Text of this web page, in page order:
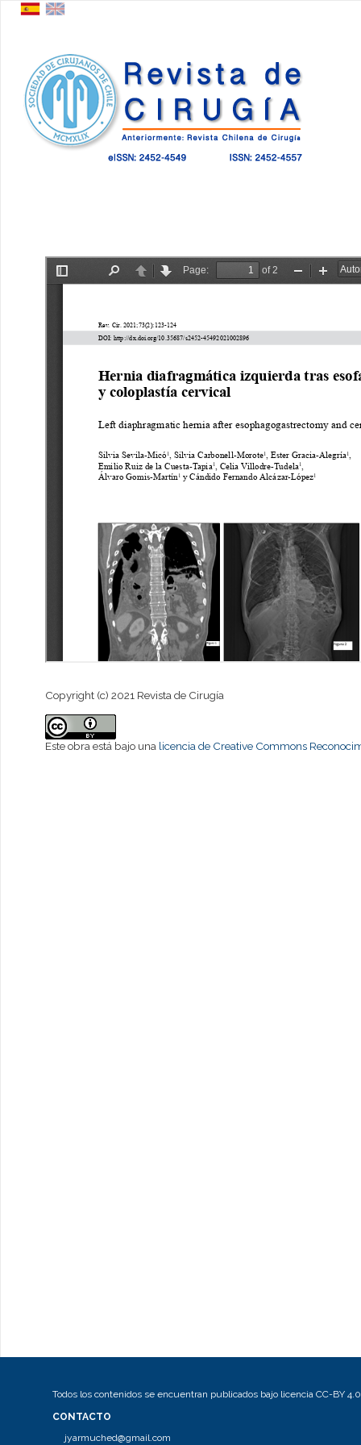
Copyright (c) 2021 Revista de Cirugía
Este obra está bajo una licencia de Creative Commons
Todos los contenidos se encuentran publicados bajo licencia CC-BY 4.0
CONTACTO
jyarmuched@gmail.com